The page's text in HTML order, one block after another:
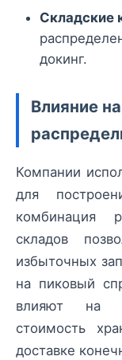
Складские
докинг.
Влияние
Компании
для
комбинация
складов
избыточных
на пиковый
влияют на
стоимость
доставке